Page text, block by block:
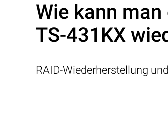
Wie kann
TS-431KX
RAID-Wiederherstellung